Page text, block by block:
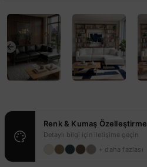
Renk & Kumaş Özelleştirme
Detaylı bilgi için iletişime geçin
+ daha fazlası